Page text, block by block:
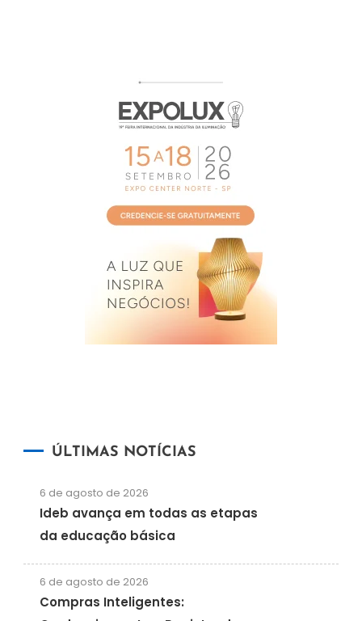
ÚLTIMAS NOTÍCIAS
6 de agosto de 2026
Ideb avança em todas as etapas
da educação básica
6 de agosto de 2026
Compras Inteligentes: